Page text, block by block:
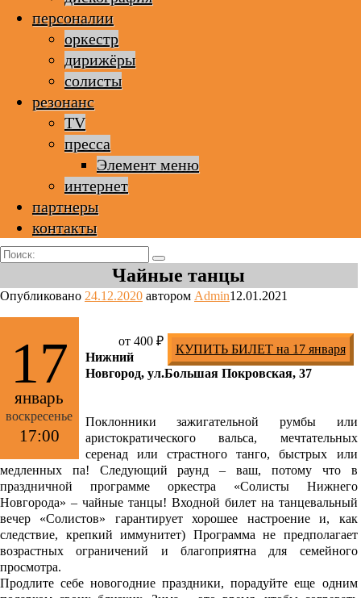
персоналии
оркестр
дирижёры
солисты
резонанс
TV
пресса
Элемент меню
интернет
партнеры
контакты
Поиск:
Чайные танцы
Опубликовано 24.12.2020 автором Admin12.01.2021
17
январь
воскресенье
17:00
КУПИТЬ БИЛЕТ на 17 января
от 400 ₽
Нижний
Новгород, ул.Большая Покровская, 37
Поклонники зажигательной румбы или
аристократического вальса, мечтательных
серенад или страстного танго, быстрых или
медленных па! Следующий раунд – ваш, потому что в
праздничной программе оркестра «Солисты Нижнего
Новгорода» – чайные танцы! Входной билет на танцевальный
вечер «Солистов» гарантирует хорошее настроение и, как
следствие, крепкий иммунитет) Программа не предполагает
возрастных ограничений и благоприятна для семейного
просмотра.
Продлите себе новогодние праздники, порадуйте еще одним